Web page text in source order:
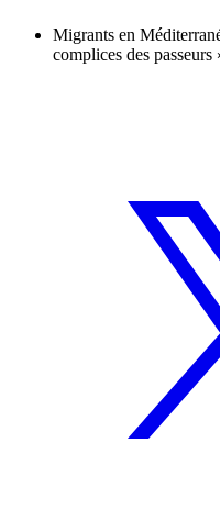
Migrants en
complices des passeurs